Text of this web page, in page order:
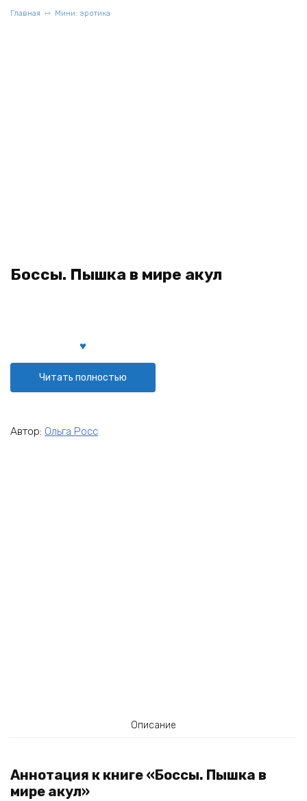
Главная Мини: эротика
Боссы. Пышка в мире акул
Читать полностью
Автор: Ольга Росс
Описание
Аннотация к книге «Боссы. Пышка в
мире акул»